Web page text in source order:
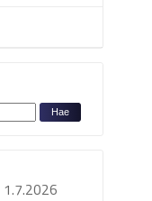
1.7.2026